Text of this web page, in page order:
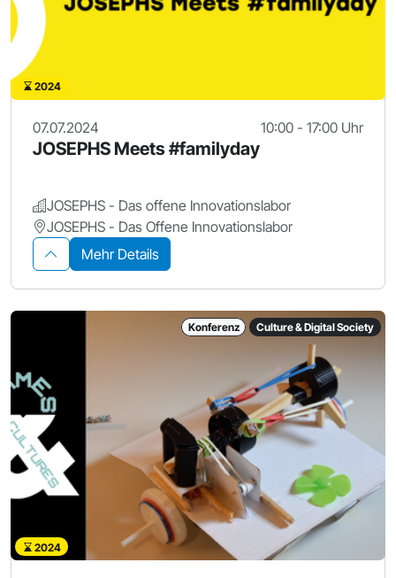
2024
07.07.2024 10:00 - 17:00 Uhr
JOSEPHS Meets #familyday
JOSEPHS - Das offene Innovationslabor
JOSEPHS - Das Offene Innovationslabor
Mehr Details
Konferenz Culture & Digital Society
2024